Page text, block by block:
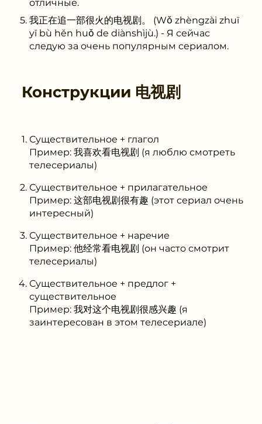
отличные.
我正在追一部很火的电视剧。 (Wǒ zhèngzài zhuī
yī bù hěn huǒ de diànshìjù.) - Я сейчас
следую за очень популярным сериалом.
Конструкции 电视剧
Существительное + глагол
Пример: 我喜欢看电视剧 (я люблю смотреть
телесериалы)
Существительное + прилагательное
Пример: 这部电视剧很有趣 (этот сериал очень
интересный)
Существительное + наречие
Пример: 他经常看电视剧 (он часто смотрит
телесериалы)
Существительное + предлог +
существительное
Пример: 我对这个电视剧很感兴趣 (я
заинтересован в этом телесериале)